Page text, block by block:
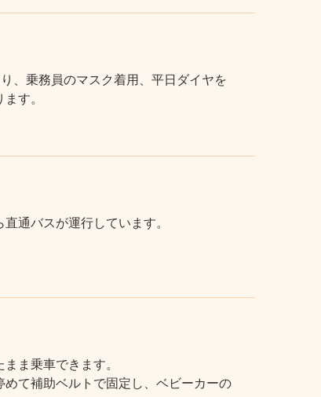
、乗務員のマスク着用、平日ダイヤを
す。
通バスが運行しています。
ま乗車できます。
て補助ベルトで固定し、ベビーカーの